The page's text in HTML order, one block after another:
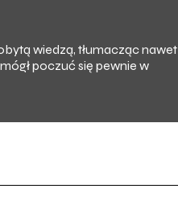
wiedzą, tłumacząc nawet
poczuć się pewnie w